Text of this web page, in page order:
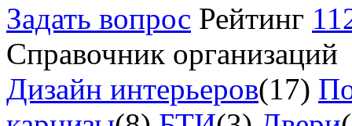
Задать вопрос Рейтинг
Справочник организаций
Дизайн интерьеров(17)